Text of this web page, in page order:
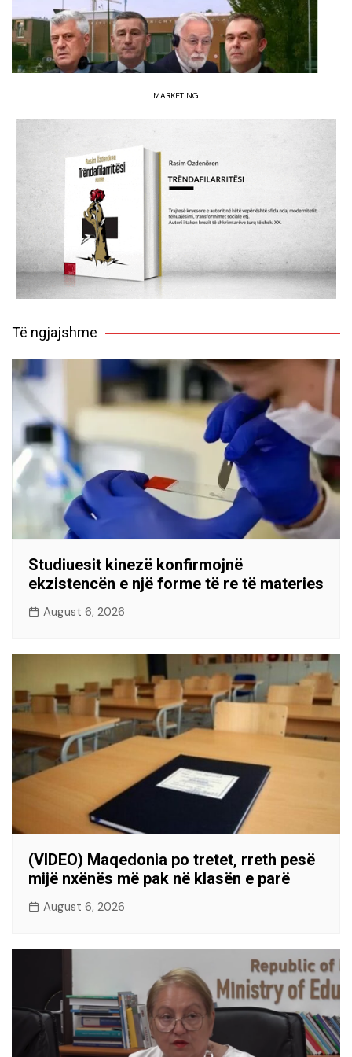
MARKETING
Të ngjajshme
Studiuesit kinezë konfirmojnë
ekzistencën e një forme të re të materies
August 6, 2026
(VIDEO) Maqedonia po tretet, rreth pesë
mijë nxënës më pak në klasën e parë
August 6, 2026